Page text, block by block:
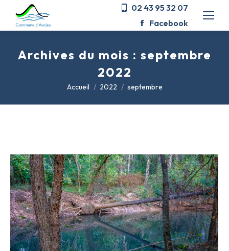
02 43 95 32 07
Facebook
Archives du mois : septembre
2022
Vous êtes ici :
Accueil 2022 septembre